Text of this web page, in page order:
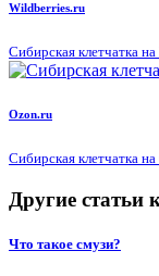
Wildberries.ru
Сибирская клетчатка
Ozon.ru
Сибирская клетчатка
Другие статьи
Что такое смузи?